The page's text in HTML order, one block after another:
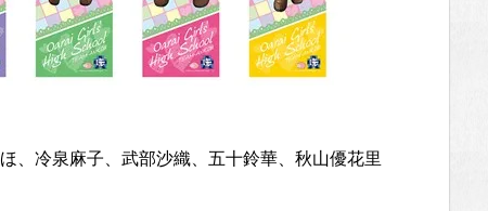
、冷泉麻子、武部沙織、五十鈴華、秋山優花里